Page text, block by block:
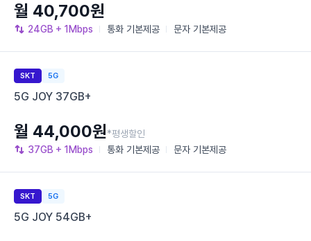
24GB + 1Mbps 통화 기본제공 문자 기본제공
월 40,700원
SKT 5G
5G JOY 37GB+
37GB + 1Mbps 통화 기본제공 문자 기본제공
월 44,000원*평생할인
SKT 5G
5G JOY 54GB+